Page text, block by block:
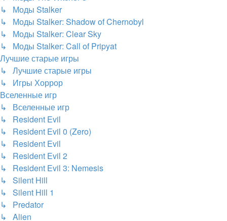
↳ Моды Stalker
↳ Моды Stalker: Shadow of Chernobyl
↳ Моды Stalker: Clear Sky
↳ Моды Stalker: Call of Pripyat
Лучшие старые игры
↳ Лучшие старые игры
↳ Игры Хоррор
Вселенные игр
↳ Вселенные игр
↳ Resident Evil
↳ Resident Evil 0 (Zero)
↳ Resident Evil
↳ Resident Evil 2
↳ Resident Evil 3: Nemesis
↳ Silent Hill
↳ Silent Hill 1
↳ Predator
↳ Alien